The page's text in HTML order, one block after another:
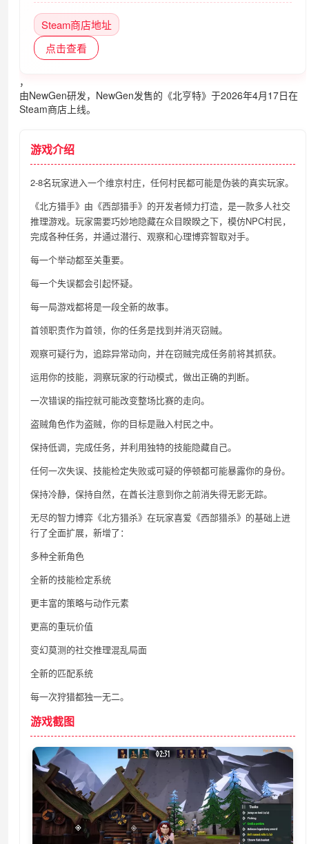
Steam商店地址
点击查看
，
由NewGen研发，NewGen发售的《北亨特》于2026年4月17日在
Steam商店上线。
游戏介绍
2-8名玩家进入一个维京村庄，任何村民都可能是伪装的真实玩家。
《北方猎手》由《西部猎手》的开发者倾力打造，是一款多人社交
推理游戏。玩家需要巧妙地隐藏在众目睽睽之下，模仿NPC村民，
完成各种任务，并通过潜行、观察和心理博弈智取对手。
每一个举动都至关重要。
每一个失误都会引起怀疑。
每一局游戏都将是一段全新的故事。
首领职责作为首领，你的任务是找到并消灭窃贼。
观察可疑行为，追踪异常动向，并在窃贼完成任务前将其抓获。
运用你的技能，洞察玩家的行动模式，做出正确的判断。
一次错误的指控就可能改变整场比赛的走向。
盗贼角色作为盗贼，你的目标是融入村民之中。
保持低调，完成任务，并利用独特的技能隐藏自己。
任何一次失误、技能检定失败或可疑的停顿都可能暴露你的身份。
保持冷静，保持自然，在酋长注意到你之前消失得无影无踪。
无尽的智力博弈《北方猎杀》在玩家喜爱《西部猎杀》的基础上进
行了全面扩展，新增了：
多种全新角色
全新的技能检定系统
更丰富的策略与动作元素
更高的重玩价值
变幻莫测的社交推理混乱局面
全新的匹配系统
每一次狩猎都独一无二。
游戏截图